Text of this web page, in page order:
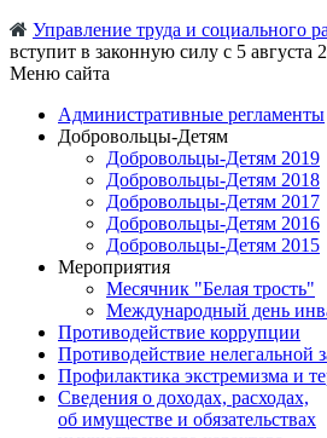
Управление труда и социального
вступит в законную силу с 5 августа
Меню сайта
Административные регламенты
Добровольцы-Детям
Добровольцы-Детям 2019
Добровольцы-Детям 2018
Добровольцы-Детям 2017
Добровольцы-Детям 2016
Добровольцы-Детям 2015
Мероприятия
Месячник "Белая трость"
Международный день
Противодействие коррупции
Противодействие нелегальной
Профилактика экстремизма и
Сведения о доходах, расходах,
об имуществе и обязательствах